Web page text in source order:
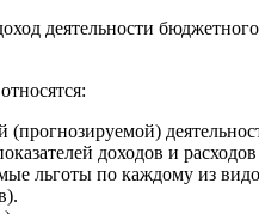
деятельности
доходов и
льготы по каждому из